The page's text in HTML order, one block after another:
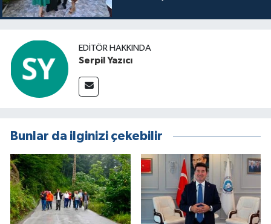
buluşuyo
EDITÖR HAKKINDA
Serpil Yazıcı
Bunlar da ilginizi çekebilir